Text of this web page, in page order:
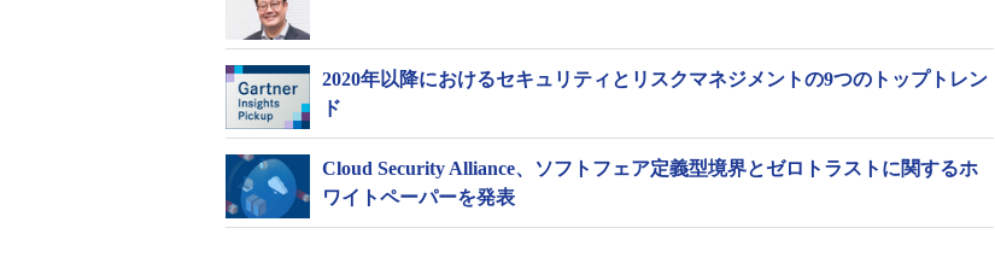
2020年以降におけるセキュリティとリスクマネジメントの9つのトップトレン
ド
Cloud Security Alliance、ソフトフェア定義型境界とゼロトラストに関するホ
ワイトペーパーを発表